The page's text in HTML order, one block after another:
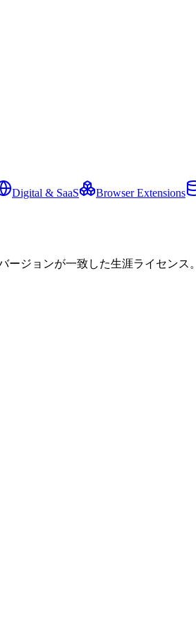
Digital & SaaS Browser Extensions
ジョンが一致した生涯ライセンス。